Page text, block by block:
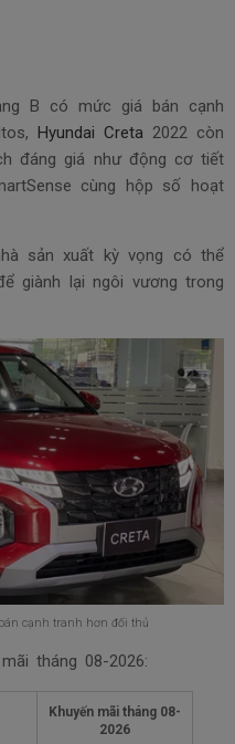
B có mức giá bán cạnh
Hyundai Creta 2022 còn
đáng giá như động cơ tiết
cùng hộp số hoạt
sản xuất kỳ vọng có thể
giành lại ngôi vương trong
cạnh tranh hơn đối thủ
tháng 08-2026:
Khuyến mãi tháng 08-
2026